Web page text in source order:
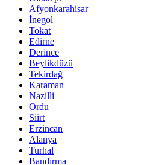
Afyonkarahisar
İnegol
Tokat
Edirne
Derince
Beylikdüzü
Tekirdağ
Karaman
Nazilli
Ordu
Siirt
Erzincan
Alanya
Turhal
Bandırma